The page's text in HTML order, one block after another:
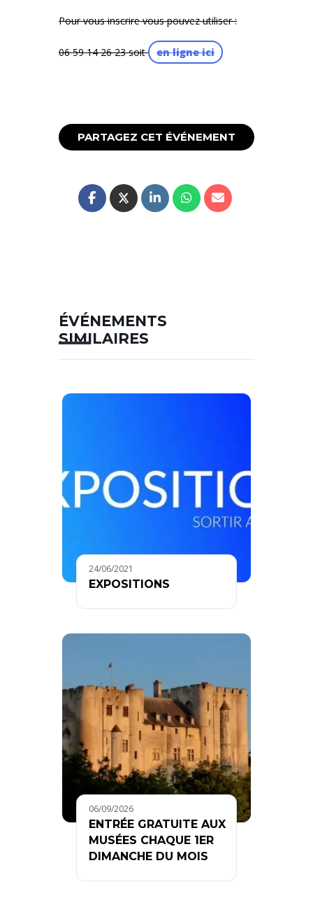
Pour vous inscrire vous pouvez utiliser :
06 59 14 26 23 soit en ligne ici
PARTAGEZ CET ÉVÉNEMENT
ÉVÉNEMENTS
SIMILAIRES
24/06/2021
EXPOSITIONS
06/09/2026
ENTRÉE GRATUITE AUX
MUSÉES CHAQUE 1ER
DIMANCHE DU MOIS